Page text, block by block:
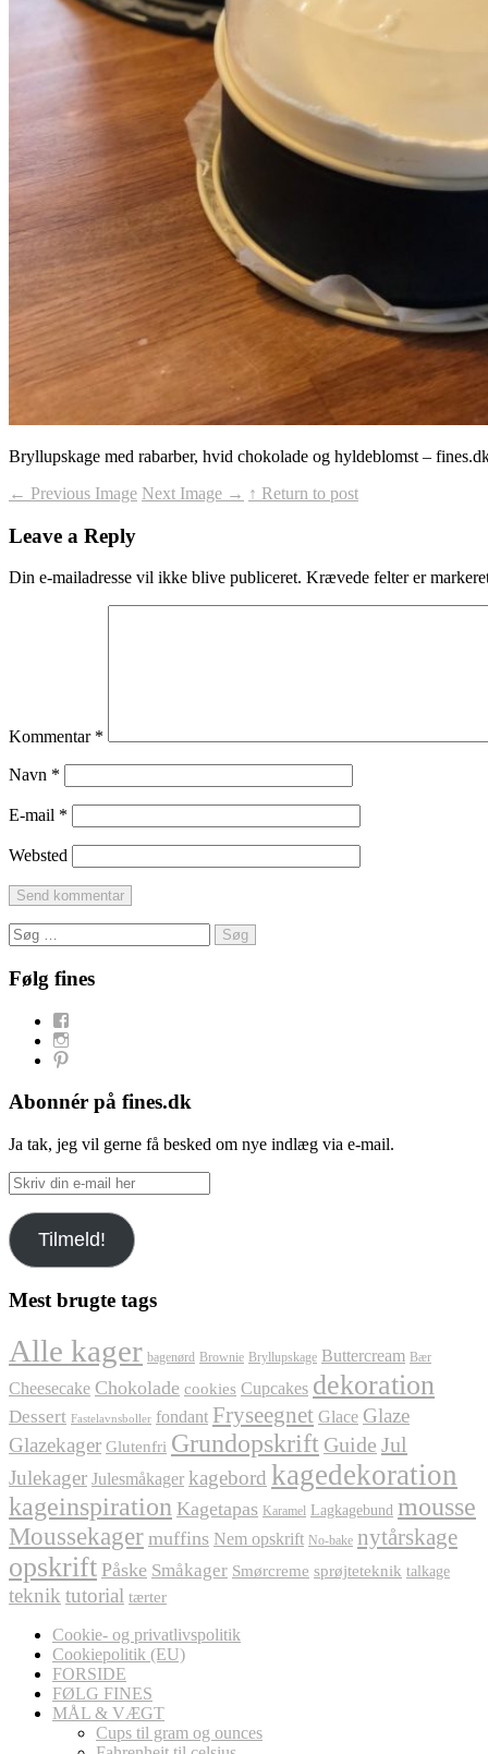
Bryllupskage med rabarber, hvid chokolade og hyldeblomst –
← Previous Image Next Image → ↑ Return to post
Leave a Reply
Din e-mailadresse vil ikke blive publiceret. Krævede felter er
Kommentar *
Navn *
E-mail *
Websted
Søg
efter:
Følg fines
Abonnér på fines.dk
Ja tak, jeg vil gerne få besked om nye indlæg via e-mail.
Skriv
din
e-
mail
her
Tilmeld!
Mest brugte tags
Alle kager bagenørd Brownie Bryllupskage Buttercream Bær
Cheesecake Chokolade cookies Cupcakes dekoration
Dessert Fastelavnsboller fondant Fryseegnet Glace Glaze
Glazekager Glutenfri Grundopskrift Guide Jul
Julekager Julesmåkager kagebord kagedekoration
kageinspiration Kagetapas Karamel Lagkagebund mousse
Moussekager muffins Nem opskrift No-bake nytårskage
opskrift Påske Småkager Smørcreme sprøjteteknik talkage
teknik tutorial tærter
Cookie- og privatlivspolitik
Cookiepolitik (EU)
FORSIDE
FØLG FINES
MÅL & VÆGT
Cups til gram og ounces